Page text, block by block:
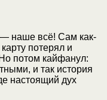
наше всё! Сам как-
потерял и
потом кайфанул:
и так история
настоящий дух